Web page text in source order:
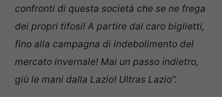
confronti di questa società che se ne frega
dei propri tifosi! A partire dal caro biglietti,
fino alla campagna di indebolimento del
mercato invernale! Mai un passo indietro,
giù le mani dalla Lazio! Ultras Lazio”.